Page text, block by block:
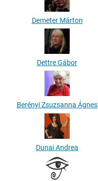
Demeter Márton
Dettre Gábor
Berényi Zsuzsanna Ágnes
Dunai Andrea